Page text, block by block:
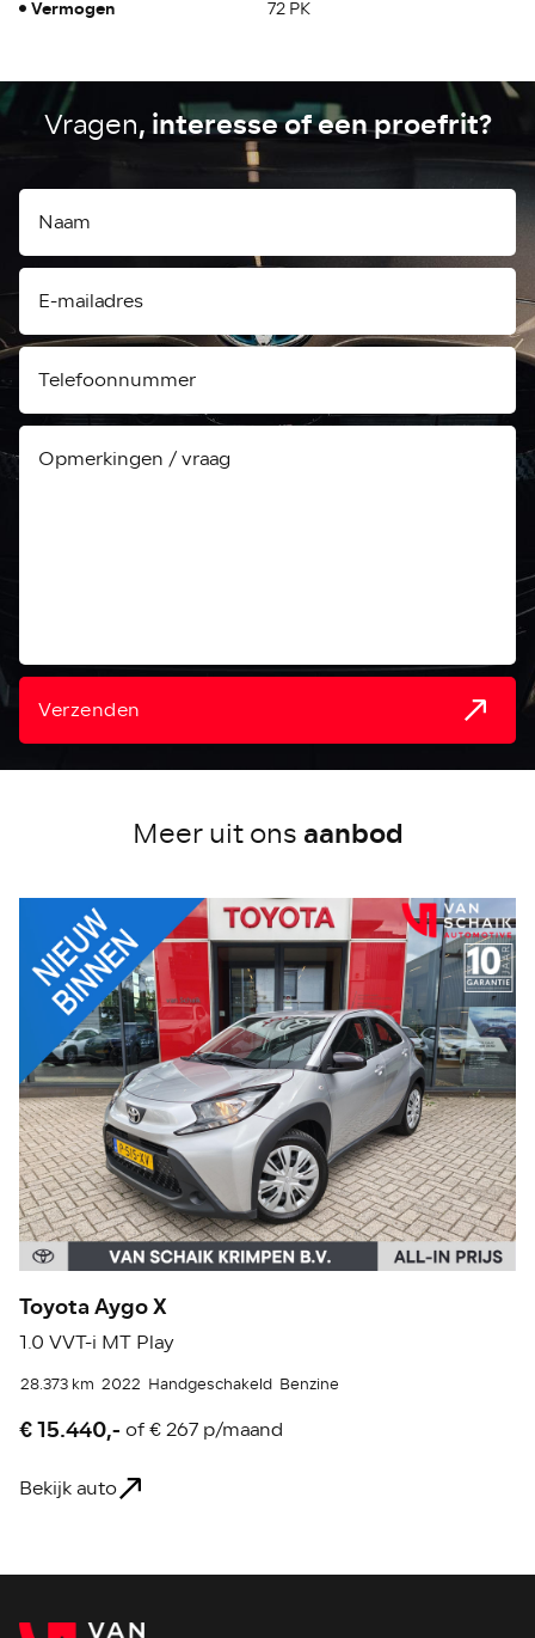
Vermogen 72 PK
Vragen, interesse of een proefrit?
Verzenden
Meer uit ons aanbod
Toyota Aygo X
1.0 VVT-i MT Play
28.373 km 2022 Handgeschakeld Benzine
€ 15.440,- of€ 267 p/maand
Bekijk auto